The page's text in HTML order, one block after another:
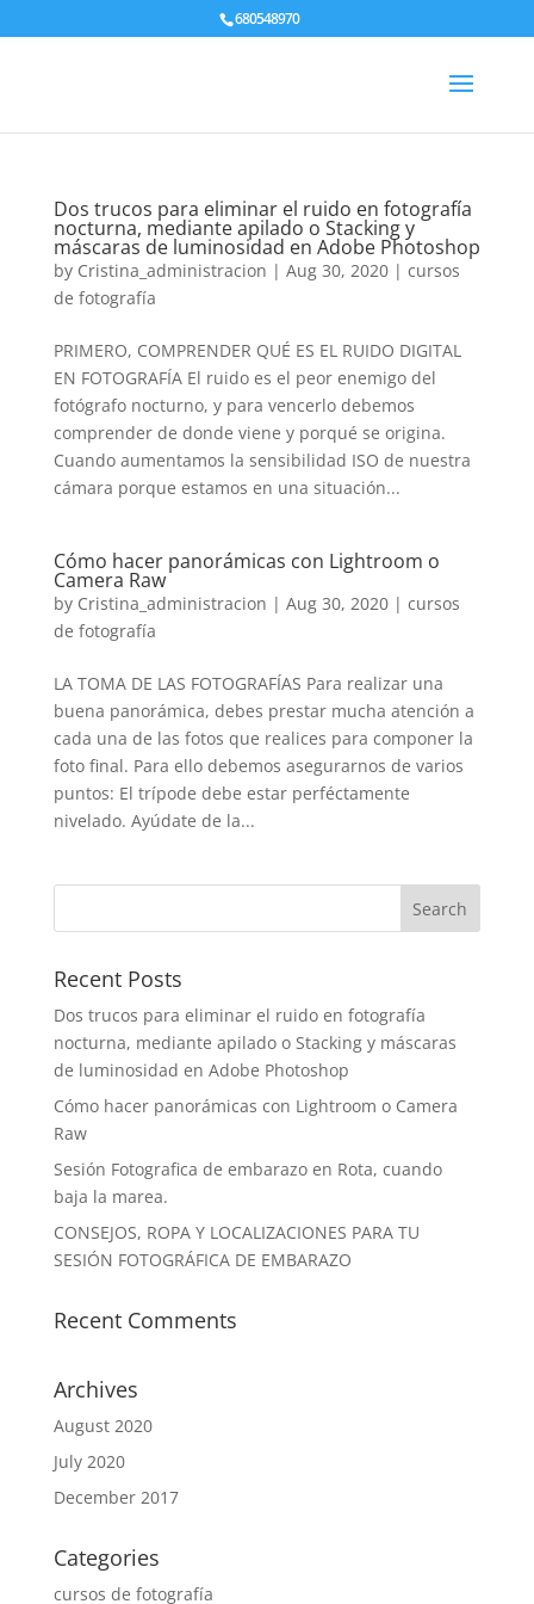
680548970
Dos trucos para eliminar el ruido en fotografía
nocturna, mediante apilado o Stacking y
máscaras de luminosidad en Adobe Photoshop
by Cristina_administracion | Aug 30, 2020| cursos
de fotografía
PRIMERO, COMPRENDER QUÉ ES EL RUIDO DIGITAL
EN FOTOGRAFÍA El ruido es el peor enemigo del
fotógrafo nocturno, y para vencerlo debemos
comprender de donde viene y porqué se origina.
Cuando aumentamos la sensibilidad ISO de nuestra
cámara porque estamos en una situación...
Cómo hacer panorámicas con Lightroom o
Camera Raw
by Cristina_administracion | Aug 30, 2020| cursos
de fotografía
LA TOMA DE LAS FOTOGRAFÍAS Para realizar una
buena panorámica, debes prestar mucha atención a
cada una de las fotos que realices para componer la
foto final. Para ello debemos asegurarnos de varios
puntos: El trípode debe estar perféctamente
nivelado. Ayúdate de la...
Recent Posts
Dos trucos para eliminar el ruido en fotografía
nocturna, mediante apilado o Stacking y máscaras
de luminosidad en Adobe Photoshop
Cómo hacer panorámicas con Lightroom o Camera
Raw
Sesión Fotografica de embarazo en Rota, cuando
baja la marea.
CONSEJOS, ROPA Y LOCALIZACIONES PARA TU
SESIÓN FOTOGRÁFICA DE EMBARAZO
Recent Comments
Archives
August 2020
July 2020
December 2017
Categories
cursos de fotografía